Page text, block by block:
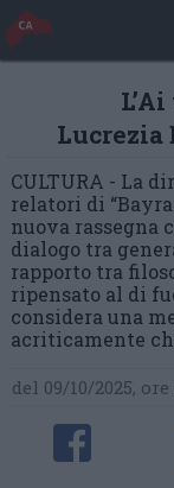
CULTURA - La
relatori di
nuova rassegna
dialogo tra
rapporto tra
ripensato al di
considera una
acriticamente
del 09/10/2025, ore